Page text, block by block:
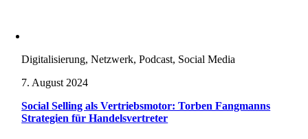
Digitalisierung, Netzwerk, Podcast, Social Media
7. August 2024
Social Selling als Vertriebsmotor: Torben Fangmanns
Strategien für Handelsvertreter